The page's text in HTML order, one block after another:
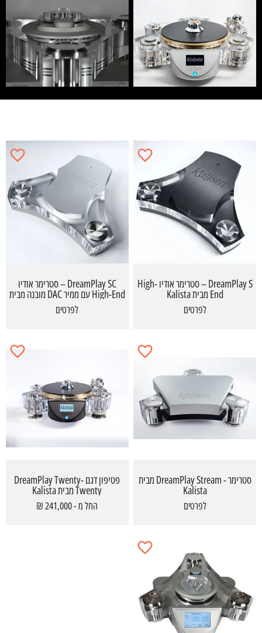
DreamPlay S – סטרימר אודיו High-
End מבית Kalista
לפרטים
DreamPlay SC – סטרימר אודיו
High-End עם ממיר DAC מובנה מבית
Kalista
לפרטים
סטרימר - DreamPlay Stream מבית
Kalista
לפרטים
פטיפון דגם -DreamPlay Twenty
Twenty מבית Kalista
החל מ - 241,000 ₪